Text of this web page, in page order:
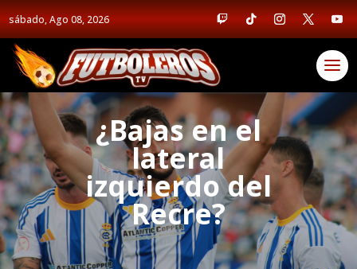
sábado, Ago 08, 2026
¿Bajas en el
lateral
izquierdo del
Recre?